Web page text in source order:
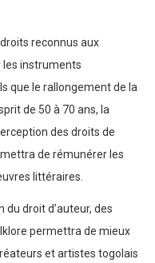
reconnus aux
les instruments
que le rallongement de la
de 50 à 70 ans, la
des droits de
de rémunérer les
littéraires.
du droit d’auteur, des
permettra de mieux
et artistes togolais